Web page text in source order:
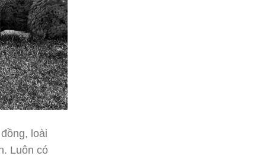
loài
Luôn có